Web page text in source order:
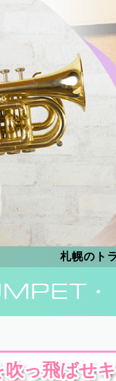
札幌のト
っ飛ばせ